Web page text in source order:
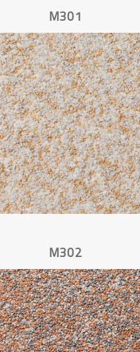
M301
M302